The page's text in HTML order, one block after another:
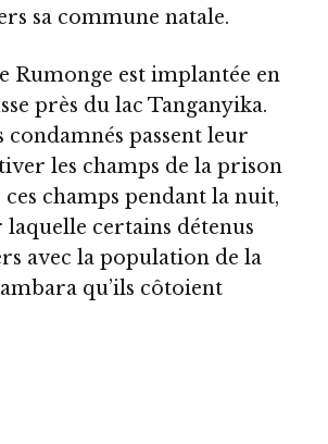
sa commune natale.
Rumonge est implantée en
près du lac Tanganyika.
condamnés passent leur
les champs de la prison
champs pendant la nuit,
certains détenus
avec la population de la
qu’ils côtoient